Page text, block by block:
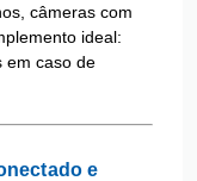
câmeras com
ideal:
em caso de
e